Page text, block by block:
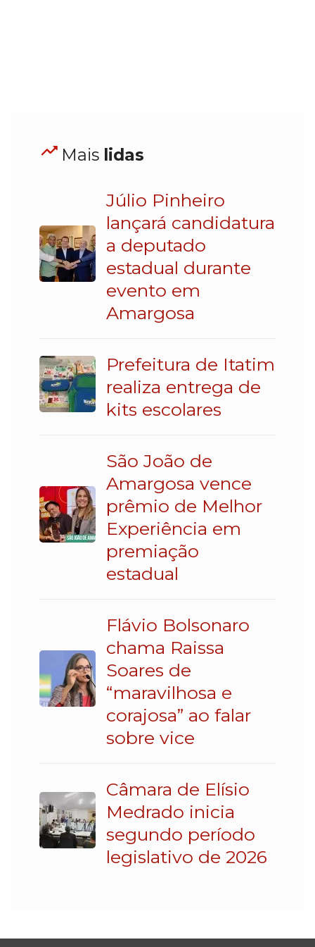
Mais lidas
Júlio Pinheiro
lançará candidatura
a deputado
estadual durante
evento em
Amargosa
Prefeitura de Itatim
realiza entrega de
kits escolares
São João de
Amargosa vence
prêmio de Melhor
Experiência em
premiação
estadual
Flávio Bolsonaro
chama Raissa
Soares de
“maravilhosa e
corajosa” ao falar
sobre vice
Câmara de Elísio
Medrado inicia
segundo período
legislativo de 2026